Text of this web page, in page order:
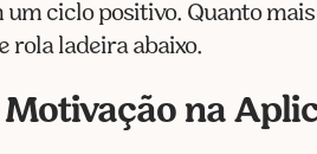
ciclo positivo. Quanto
rola ladeira abaixo.
na